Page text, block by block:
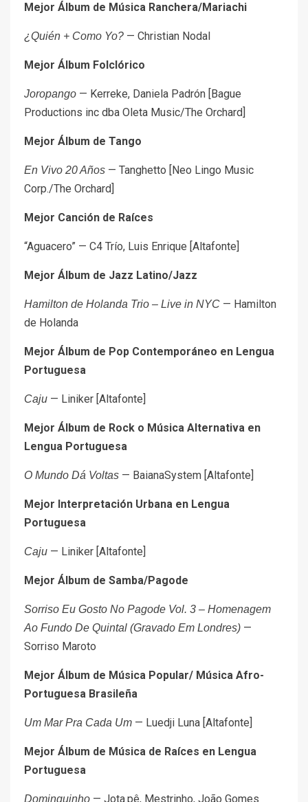
Mejor Álbum de Música Ranchera/Mariachi
¿Quién + Como Yo? — Christian Nodal
Mejor Álbum Folclórico
Joropango — Kerreke, Daniela Padrón [Bague
Productions inc dba Oleta Music/The Orchard]
Mejor Álbum de Tango
En Vivo 20 Años — Tanghetto [Neo Lingo Music
Corp./The Orchard]
Mejor Canción de Raíces
“Aguacero” — C4 Trío, Luis Enrique [Altafonte]
Mejor Álbum de Jazz Latino/Jazz
Hamilton de Holanda Trio – Live in NYC — Hamilton
de Holanda
Mejor Álbum de Pop Contemporáneo en Lengua
Portuguesa
Caju — Liniker [Altafonte]
Mejor Álbum de Rock o Música Alternativa en
Lengua Portuguesa
O Mundo Dá Voltas — BaianaSystem [Altafonte]
Mejor Interpretación Urbana en Lengua
Portuguesa
Caju — Liniker [Altafonte]
Mejor Álbum de Samba/Pagode
Sorriso Eu Gosto No Pagode Vol. 3 – Homenagem
Ao Fundo De Quintal (Gravado Em Londres) —
Sorriso Maroto
Mejor Álbum de Música Popular/ Música Afro-
Portuguesa Brasileña
Um Mar Pra Cada Um — Luedji Luna [Altafonte]
Mejor Álbum de Música de Raíces en Lengua
Portuguesa
Dominguinho — Jota.pê, Mestrinho, João Gomes